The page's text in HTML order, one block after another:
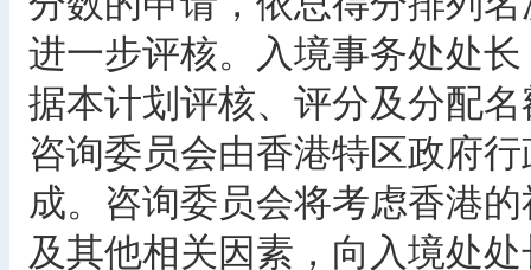
进一步评核。入境事务处处
据本计划评核、评分及分配
咨询委员会由香港特区政府
成。咨询委员会将考虑香港
及其他相关因素，向入境处